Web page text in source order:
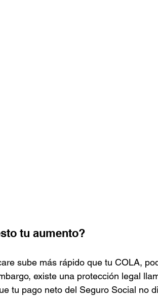
tu aumento?
sube más rápido que tu COLA,
existe una protección legal
tu pago neto del Seguro Social no